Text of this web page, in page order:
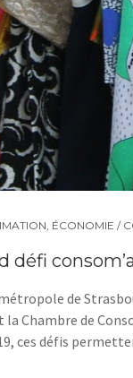
ÉCONOMIE /
défi
de
Chambre de
ces défis